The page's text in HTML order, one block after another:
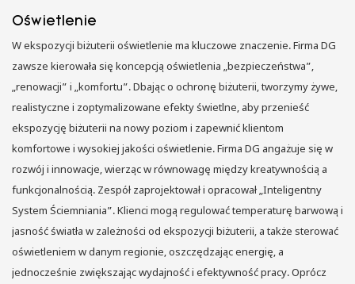
Oświetlenie
W ekspozycji biżuterii oświetlenie ma kluczowe znaczenie. Firma DG
zawsze kierowała się koncepcją oświetlenia „bezpieczeństwa”,
„renowacji” i „komfortu”. Dbając o ochronę biżuterii, tworzymy żywe,
realistyczne i zoptymalizowane efekty świetlne, aby przenieść
ekspozycję biżuterii na nowy poziom i zapewnić klientom
komfortowe i wysokiej jakości oświetlenie. Firma DG angażuje się w
rozwój i innowacje, wierząc w równowagę między kreatywnością a
funkcjonalnością. Zespół zaprojektował i opracował „Inteligentny
System Ściemniania”. Klienci mogą regulować temperaturę barwową i
jasność światła w zależności od ekspozycji biżuterii, a także sterować
oświetleniem w danym regionie, oszczędzając energię, a
jednocześnie zwiększając wydajność i efektywność pracy. Oprócz